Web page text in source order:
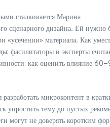
сталкивается Марина
сценарного дизайна. Ей нужно
«усечении» материала. Как
фасилитаторы и эксперты
как оценить влияние
микроконтент в
тему до пустых
могут не доверять коротким